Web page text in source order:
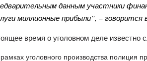
данным участники
миллионные прибыли”, – говорится
время о уголовном деле известно
уголовного производства полиция